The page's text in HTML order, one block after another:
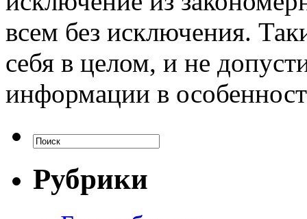
всем без исключения.
себя в целом, и не
информации в
Рубрики